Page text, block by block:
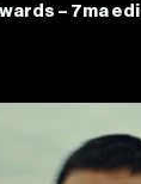
– 7ma